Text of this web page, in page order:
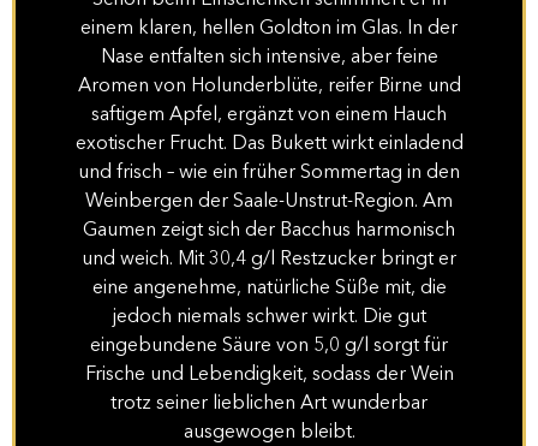
einem klaren, hellen Goldton im Glas. In der
Nase entfalten sich intensive, aber feine
Aromen von Holunderblüte, reifer Birne und
saftigem Apfel, ergänzt von einem Hauch
exotischer Frucht. Das Bukett wirkt einladend
und frisch – wie ein früher Sommertag in den
Weinbergen der Saale-Unstrut-Region. Am
Gaumen zeigt sich der Bacchus harmonisch
und weich. Mit 30,4 g/l Restzucker bringt er
eine angenehme, natürliche Süße mit, die
jedoch niemals schwer wirkt. Die gut
eingebundene Säure von 5,0 g/l sorgt für
Frische und Lebendigkeit, sodass der Wein
trotz seiner lieblichen Art wunderbar
ausgewogen bleibt.